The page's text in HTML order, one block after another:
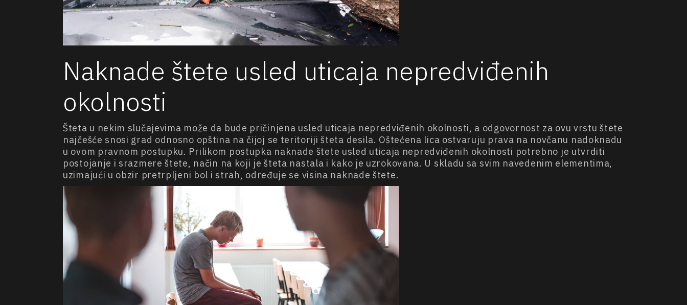
Naknade štete usled uticaja nepredviđenih
okolnosti
Šteta u nekim slučajevima može da bude pričinjena usled uticaja nepredviđenih okolnosti, a odgovornost za ovu vrstu štete
najčešće snosi grad odnosno opština na čijoj se teritoriji šteta desila. Oštećena lica ostvaruju prava na novčanu nadoknadu
u ovom pravnom postupku. Prilikom postupka naknade štete usled uticaja nepredviđenih okolnosti potrebno je utvrditi
postojanje i srazmere štete, način na koji je šteta nastala i kako je uzrokovana. U skladu sa svim navedenim elementima,
uzimajući u obzir pretrpljeni bol i strah, određuje se visina naknade štete.